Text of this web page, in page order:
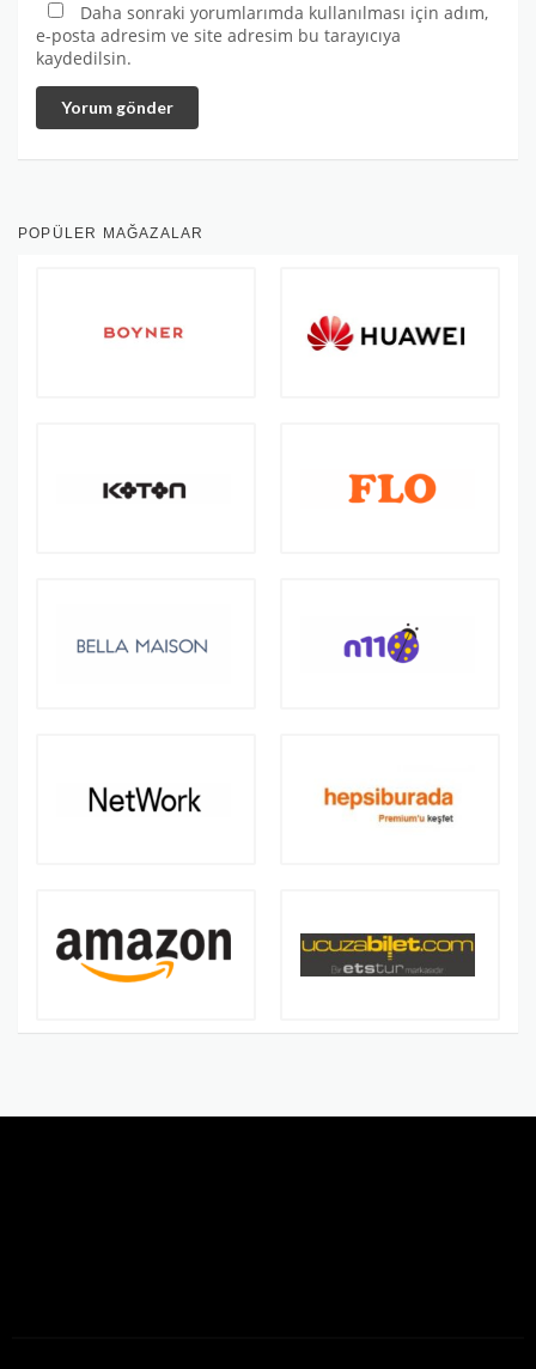
Daha sonraki yorumlarımda kullanılması için adım,
e-posta adresim ve site adresim bu tarayıcıya
kaydedilsin.
Yorum gönder
POPÜLER MAĞAZALAR